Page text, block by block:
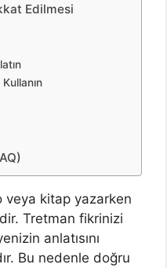
Edilmesi
veya kitap yazarken
Tretman fikrinizi
anlatısını
Bu nedenle doğru